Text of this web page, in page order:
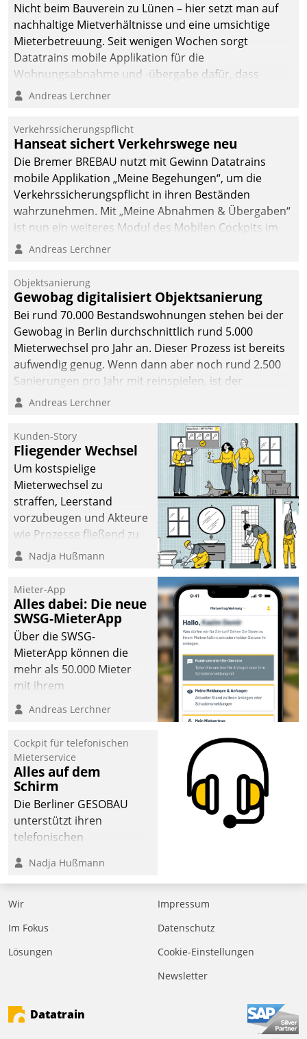
Nicht beim Bauverein zu Lünen – hier setzt man auf
nachhaltige Mietverhältnisse und eine umsichtige
Mieterbetreuung. Seit wenigen Wochen sorgt
Datatrains mobile Applikation für die
Wohnungsabnahme und -übergabe dafür, dass
Mieter wohlgeordnet kommen und, so es sein muss,
Andreas Lerchner
Verkehrssicherungspflicht
Hanseat sichert Verkehrswege neu
Die Bremer BREBAU nutzt mit Gewinn Datatrains
mobile Applikation „Meine Begehungen“, um die
Verkehrssicherungspflicht in ihren Beständen
wahrzunehmen. Mit „Meine Abnahmen & Übergaben“
ist nun ein weiteres Modul des Mobilen Cockpits im
Einsatz.
Andreas Lerchner
Objektsanierung
Gewobag digitalisiert Objektsanierung
Bei rund 70.000 Bestandswohnungen stehen bei der
Gewobag in Berlin durchschnittlich rund 5.000
Mieterwechsel pro Jahr an. Dieser Prozess ist bereits
aufwendig genug. Wenn dann aber noch rund 2.500
Sanierungen pro Jahr mit reinspielen, ist der
Betreuungs- und Organisationsaufwand immens. Im
kommunale Wohnungsbauunternehmen daher
gemeinsam mit der Berliner Datatrain GmbH den
Teilprozess der Objektsanierung digitalisiert.
Andreas Lerchner
Kunden-Story
Fliegender Wechsel
Um kostspielige
Mieterwechsel zu
straffen, Leerstand
vorzubeugen und Akteure
wie Prozesse fließend zu
vernetzen, nutzt die
Jahresbeginn eine
Überblick, Einsicht und
Eingriff bietende Lösung.
Zur Entwicklung setzte
man auf
Cloudtechnologie,
bewährte und Startup-
agile Projektmethoden.
Nadja Hußmann
Mieter-App
Alles dabei: Die neue
SWSG-MieterApp
Über die SWSG-
MieterApp können die
mehr als 50.000 Mieter
mit ihrem
Wohnungsunternehmen
kommunizieren, auf dem
einsehen und ändern
oder
Schadensmeldungen
abgeben – rund um die
Uhr.
Andreas Lerchner
Cockpit für telefonischen
Mieterservice
Alles auf dem
Schirm
Die Berliner GESOBAU
unterstützt ihren
telefonischen
digitalen Cockpit, das
situationsbezogen
passende Fragen und
Eine intuitive
Dialogführung ermöglicht
effizienter zu bearbeiten.
Nadja Hußmann
Wir
Im Fokus
Lösungen
Impressum
Datenschutz
Cookie-Einstellungen
Newsletter
Datatrain